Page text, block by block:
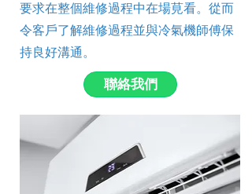
要求在整個維修過程中在場莧看。從而
令客戶了解維修過程並與冷氣機師傅保
持良好溝通。
聯絡我們